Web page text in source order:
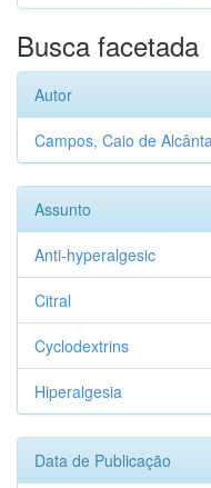
Busca facetada
Autor
Campos, Caio de
Assunto
Anti-hyperalgesic
Citral
Cyclodextrins
Hiperalgesia
Data de Publicação